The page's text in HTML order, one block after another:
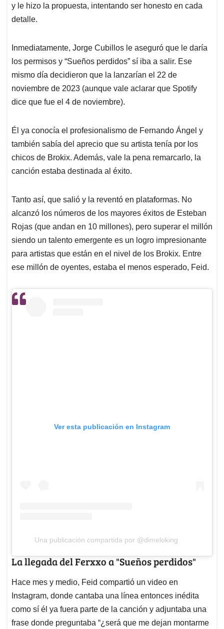
y le hizo la propuesta, intentando ser honesto en cada
detalle.
Inmediatamente, Jorge Cubillos le aseguró que le daría
los permisos y “Sueños perdidos” sí iba a salir. Ese
mismo día decidieron que la lanzarían el 22 de
noviembre de 2023 (aunque vale aclarar que Spotify
dice que fue el 4 de noviembre).
Él ya conocía el profesionalismo de Fernando Ángel y
también sabía del aprecio que su artista tenía por los
chicos de Brokix. Además, vale la pena remarcarlo, la
canción estaba destinada al éxito.
Tanto así, que salió y la reventó en plataformas. No
alcanzó los números de los mayores éxitos de Esteban
Rojas (que andan en 10 millones), pero superar el millón
siendo un talento emergente es un logro impresionante
para artistas que están en el nivel de los Brokix. Entre
ese millón de oyentes, estaba el menos esperado, Feid.
Ver esta publicación en Instagram
Una publicación compartida por @dimeloking
La llegada del Ferxxo a "Sueños perdidos"
Hace mes y medio, Feid compartió un video en
Instagram, donde cantaba una línea entonces inédita
como sí él ya fuera parte de la canción y adjuntaba una
frase donde preguntaba “¿será que me dejan montarme